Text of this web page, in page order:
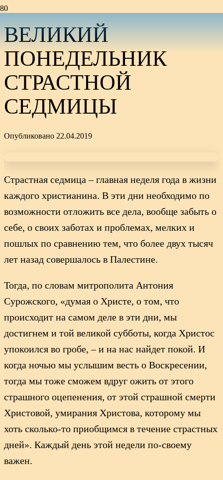
ВЕЛИКИЙ
ПОНЕДЕЛЬНИК
СТРАСТНОЙ
СЕДМИЦЫ
Опубликовано 22.04.2019
Страстная седмица – главная неделя года в жизни
каждого христианина. В эти дни необходимо по
возможности отложить все дела, вообще забыть о
себе, о своих заботах и проблемах, мелких и
пошлых по сравнению тем, что более двух тысяч
лет назад совершалось в Палестине.
Тогда, по словам митрополита Антония
Сурожского, «думая о Христе, о том, что
происходит на самом деле в эти дни, мы
достигнем и той великой субботы, когда Христос
упокоился во гробе, – и на нас найдет покой. И
когда ночью мы услышим весть о Воскресении,
тогда мы тоже сможем вдруг ожить от этого
страшного оцепенения, от этой страшной смерти
Христовой, умирания Христова, которому мы
хоть сколько-то приобщимся в течение страстных
дней». Каждый день этой недели по-своему
важен.